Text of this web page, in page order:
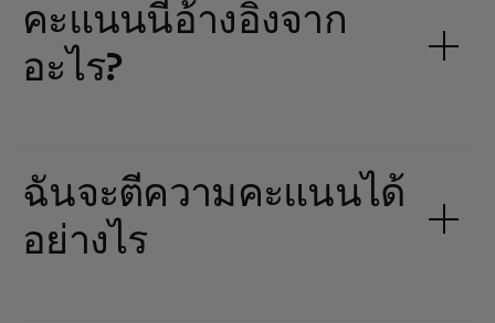
คะแนนนี้อ้างอิงจาก
อะไร?
ฉันจะตีความคะแนนได้
อย่างไร